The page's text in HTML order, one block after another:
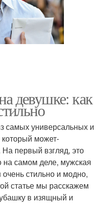
девушке: как
самых универсальных и
может-
первый взгляд, это
на самом деле, мужская
стильно и модно,
статье мы расскажем
в изящный и